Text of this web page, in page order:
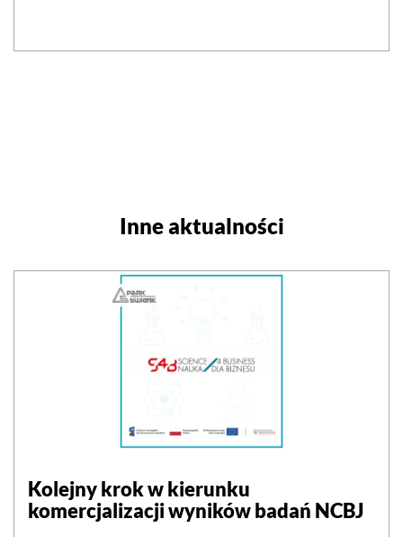
Inne aktualności
Kolejny krok w kierunku
komercjalizacji wyników badań NCBJ